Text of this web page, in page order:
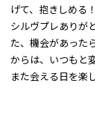
げて、抱きしめる
シルヴプレあり
た、機会があった
からは、いつもと
また会える日を楽